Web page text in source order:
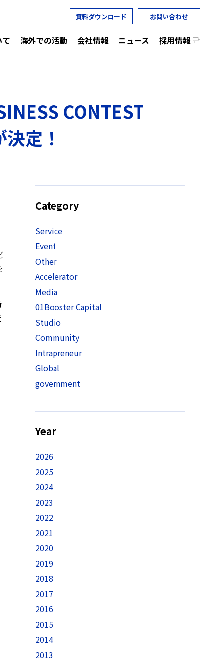
資料ダウンロード お問い合わせ
海外での活動 会社情報 ニュース 採用情報
CONTEST
定！
Category
Service
Event
Other
Accelerator
Media
01Booster Capital
Studio
Community
Intrapreneur
Global
government
Year
2026
2025
2024
2023
2022
2021
2020
2019
2018
2017
2016
2015
2014
2013